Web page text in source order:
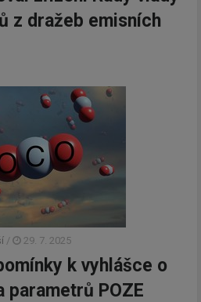
z dražeb emisních
/ 29. 7. 2025
k vyhlášce o
parametrů POZE
email a my Vám
ty nejdůležitější